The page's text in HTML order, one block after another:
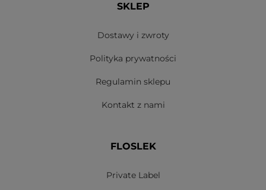
SKLEP
Dostawy i zwroty
Polityka prywatności
Regulamin sklepu
Kontakt z nami
FLOSLEK
Private Label